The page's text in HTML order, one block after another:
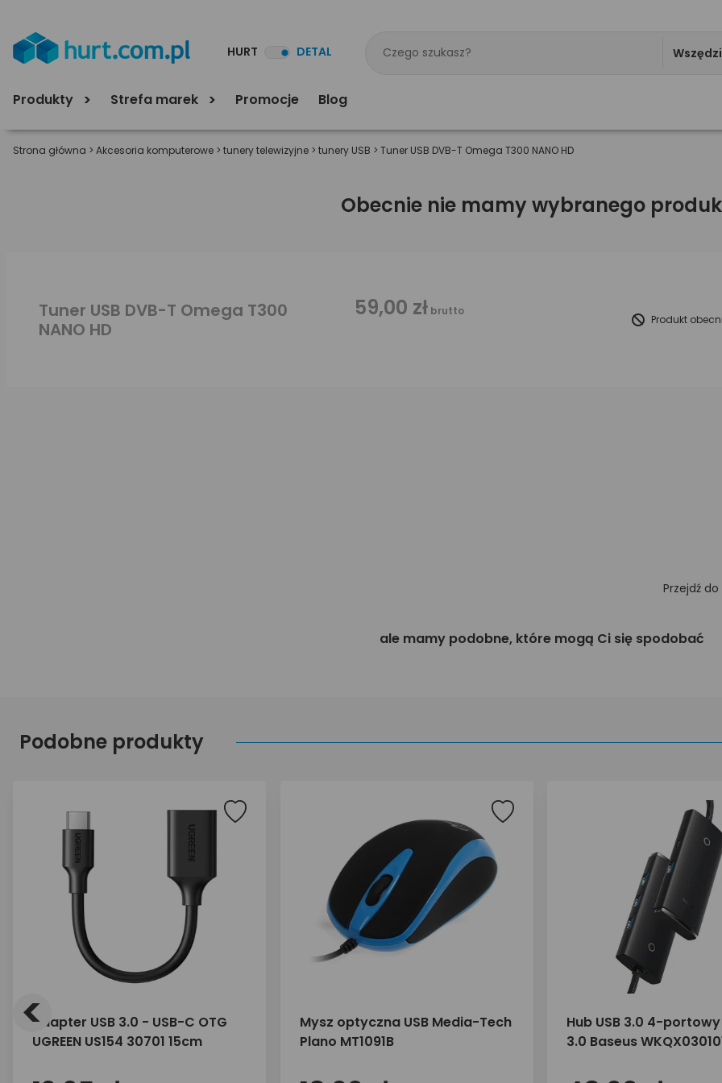
HURT DETAL
Produkty Strefa marek Promocje Blog
Strona główna > Akcesoria komputerowe > tunery telewizyjne > tunery USB > Tuner USB DVB-T Omega T300 NANO HD
Obecnie nie mamy wybranego
Tuner USB DVB-T Omega T300
NANO HD
59,00 zł brutto
Produkt
Przejdź do
ale mamy podobne, które mogą Ci się spodobać
Podobne produkty
Adapter USB 3.0 - USB-C OTG
UGREEN US154 30701 15cm
Mysz optyczna USB Media-Tech
Plano MT1091B
Hub USB 3.0 4-portowy
3.0 Baseus
<